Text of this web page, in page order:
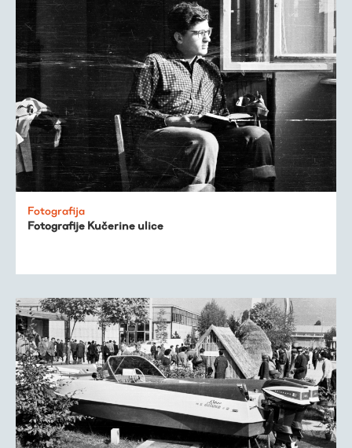
Fotografija
Fotografije Kučerine ulice